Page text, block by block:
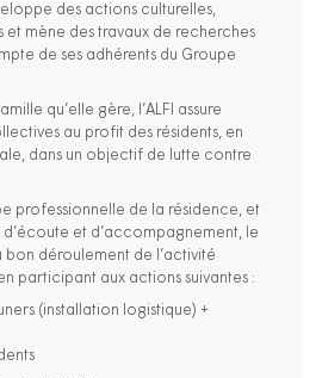
des actions culturelles,
mène des travaux de recherches
de ses adhérents du Groupe
qu’elle gère, l’ALFI assure
au profit des résidents, en
dans un objectif de lutte contre
professionnelle de la résidence, et
et d’accompagnement, le
déroulement de l’activité
participant aux actions suivantes :
(installation logistique) +